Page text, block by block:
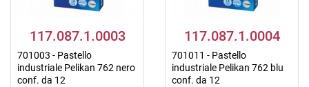
117.087.1.0003
701003 - Pastello
industriale Pelikan 762 nero
conf. da 12
117.087.1.0004
701011 - Pastello
industriale Pelikan 762 blu
conf. da 12